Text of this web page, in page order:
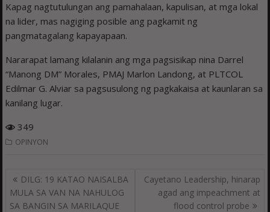
Kapag nagtutulungan ang pamahalaan, kapulisan, at mga lokal
na lider, mas nagiging posible ang pagkamit ng
pangmatagalang kapayapaan.
Nararapat lamang kilalanin ang mga pagsisikap nina Darrel
“Manong DM” Morales, PMAJ Marlon Landong, at PLTCOL
Edilmar G. Alviar sa pagsusulong ng pagkakaisa at kaunlaran sa
kanilang lugar.
349
OPINYON
Post
navigation
DILG: 19 KATAO NAISALBA
MULA SA VAN NA NAHULOG
SA BANGIN SA MARILAQUE
Cayetano Leadership, hinarap
agad ang impeachment at
flood control probe